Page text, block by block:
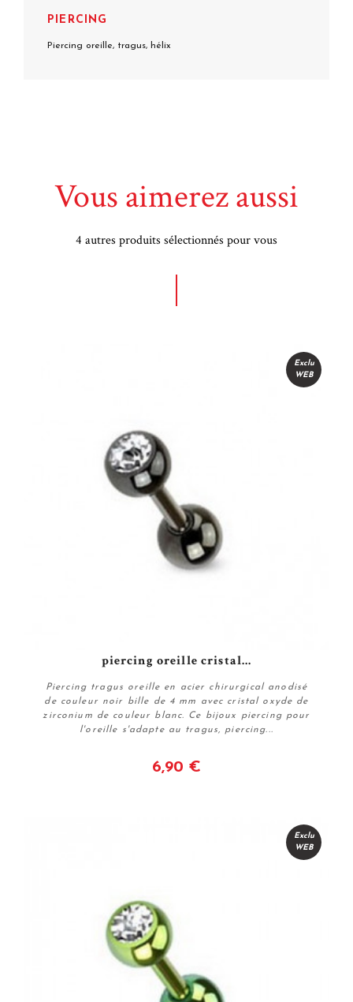
PIERCING
Piercing oreille, tragus, hélix
Vous aimerez aussi
4 autres produits sélectionnés pour vous
Exclu
WEB
piercing oreille cristal...
Piercing tragus oreille en acier chirurgical anodisé
de couleur noir bille de 4 mm avec cristal oxyde de
zirconium de couleur blanc. Ce bijoux piercing pour
l'oreille s'adapte au tragus, piercing...
6,90 €
Exclu
WEB